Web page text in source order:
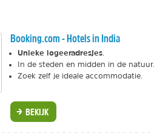
Booking.com - Hotels in India
Unieke logeeradresjes.
In de steden en midden in de natuur.
Zoek zelf je ideale accommodatie.
BEKIJK